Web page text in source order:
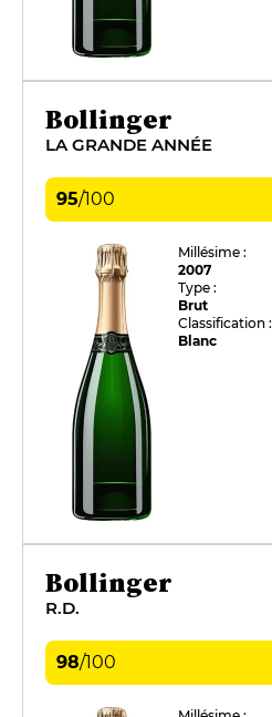
Bollinger
LA GRANDE ANNÉE
95/100
Millésime :
2007
Type :
Brut
Classification :
Blanc
Bollinger
R.D.
98/100